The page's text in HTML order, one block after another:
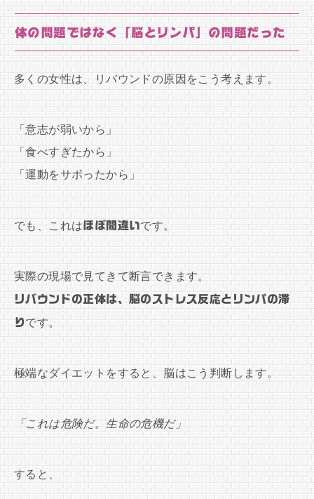
体の問題ではなく「脳とリンパ」の問題だった
多くの女性は、リバウンドの原因をこう考えます。
「意志が弱いから」
「食べすぎたから」
「運動をサボったから」
でも、これはほぼ間違いです。
実際の現場で見てきて断言できます。
リバウンドの正体は、脳のストレス反応とリンパの滞
りです。
極端なダイエットをすると、脳はこう判断します。
「これは危険だ。生命の危機だ」
すると、